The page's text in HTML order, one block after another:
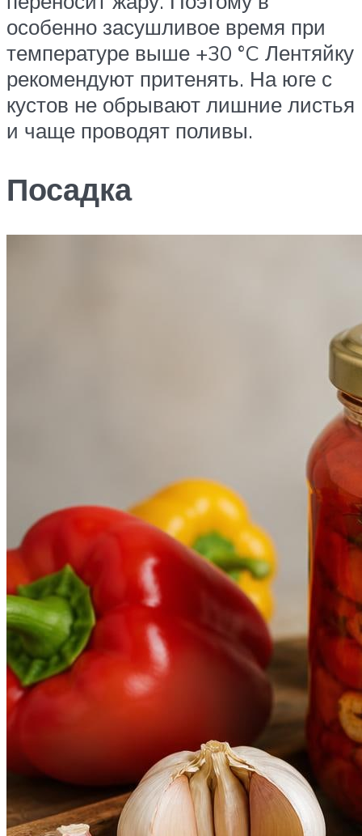
особенно засушливое время при
температуре выше +30 °C Лентяйку
рекомендуют притенять. На юге с
кустов не обрывают лишние листья
и чаще проводят поливы.
Посадка